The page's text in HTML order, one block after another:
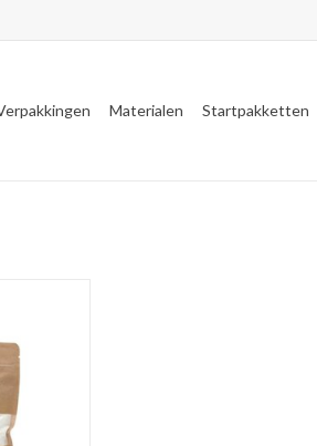
Materialen Startpakketten